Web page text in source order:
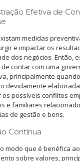
Efetiva de
medidas
e impactar os
dos negócios. Então,
contar com uma
principalmente
devidamente
os possíveis conflitos
e familiares
de gestão e bens.
Contínua
modo que é benéfica
sobre valores,